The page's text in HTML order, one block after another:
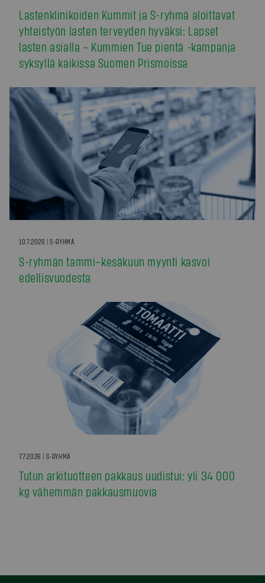
Lastenklinikoiden Kummit ja S-ryhmä aloittavat
yhteistyön lasten terveyden hyväksi: Lapset
lasten asialla – Kummien Tue pientä -kampanja
syksyllä kaikissa Suomen Prismoissa
10.7.2026 | S-RYHMÄ
S-ryhmän tammi–kesäkuun myynti kasvoi
edellisvuodesta
7.7.2026 | S-RYHMÄ
Tutun arkituotteen pakkaus uudistui: yli 34 000
kg vähemmän pakkausmuovia